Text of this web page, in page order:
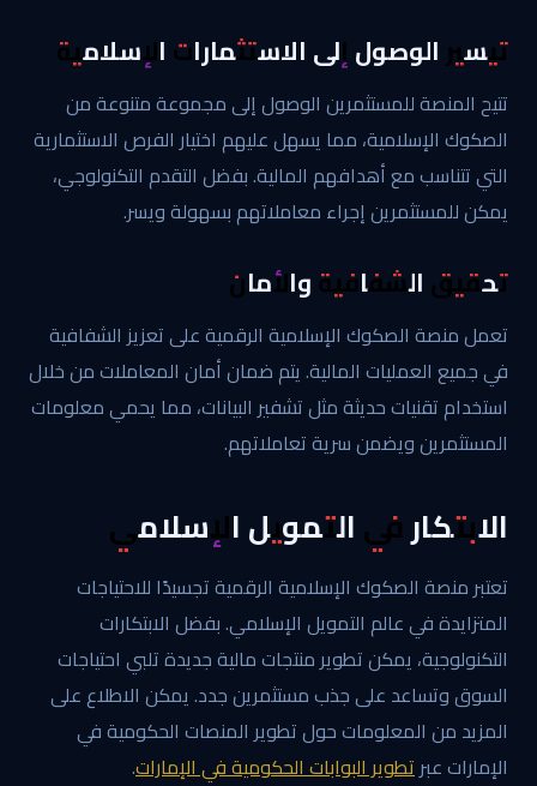
تيسير الوصول إلى الاستثمارات الإسلامية
تتيح المنصة للمستثمرين الوصول إلى مجموعة متنوعة من
الصكوك الإسلامية، مما يسهل عليهم اختيار الفرص الاستثمارية
التي تتناسب مع أهدافهم المالية. بفضل التقدم التكنولوجي،
يمكن للمستثمرين إجراء معاملاتهم بسهولة ويسر.
تحقيق الشفافية والأمان
تعمل منصة الصكوك الإسلامية الرقمية على تعزيز الشفافية
في جميع العمليات المالية. يتم ضمان أمان المعاملات من خلال
استخدام تقنيات حديثة مثل تشفير البيانات، مما يحمي معلومات
المستثمرين ويضمن سرية تعاملاتهم.
الابتكار في التمويل الإسلامي
تعتبر منصة الصكوك الإسلامية الرقمية تجسيدًا للاحتياجات
المتزايدة في عالم التمويل الإسلامي. بفضل الابتكارات
التكنولوجية، يمكن تطوير منتجات مالية جديدة تلبي احتياجات
السوق وتساعد على جذب مستثمرين جدد. يمكن الاطلاع على
المزيد من المعلومات حول تطوير المنصات الحكومية في
الإمارات عبرتطوير البوابات الحكومية في الإمارات.